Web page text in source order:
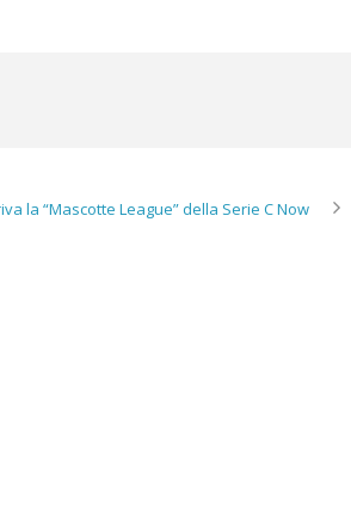
la “Mascotte League” della Serie C Now